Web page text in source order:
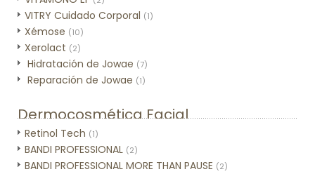
VITRY Cuidado Corporal (1)
Xémose (10)
Xerolact (2)
Hidratación de Jowae (7)
Reparación de Jowae (1)
Dermocosmética Facial
Retinol Tech (1)
BANDI PROFESSIONAL (2)
BANDI PROFESSIONAL MORE THAN PAUSE (2)